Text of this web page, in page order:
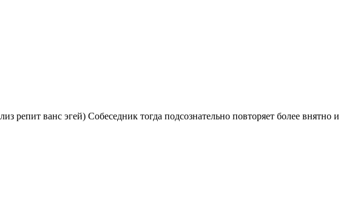
ванс эгей) Собеседник тогда подсознательно повторяет более внятно и